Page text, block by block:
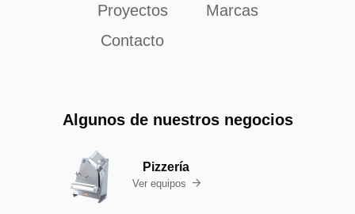
Proyectos
Contacto
Marcas
Algunos de nuestros negocios
Pizzería
Ver equipos 